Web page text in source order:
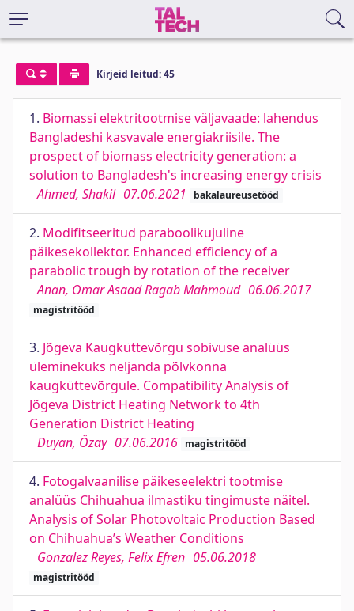
Kirjeid leitud: 45
1. Biomassi elektritootmise väljavaade: lahendus
Bangladeshi kasvavale energiakriisile. The
prospect of biomass electricity generation: a
solution to Bangladesh's increasing energy crisis
Ahmed, Shakil 07.06.2021 bakalaureusetööd
2. Modifitseeritud paraboolikujuline
päikesekollektor. Enhanced efficiency of a
parabolic trough by rotation of the receiver
Anan, Omar Asaad Ragab Mahmoud 06.06.2017
magistritööd
3. Jõgeva Kaugküttevõrgu sobivuse analüüs
üleminekuks neljanda põlvkonna
kaugküttevõrgule. Compatibility Analysis of
Jõgeva District Heating Network to 4th
Generation District Heating
Duyan, Özay 07.06.2016 magistritööd
4. Fotogalvaanilise päikeseelektri tootmise
analüüs Chihuahua ilmastiku tingimuste näitel.
Analysis of Solar Photovoltaic Production Based
on Chihuahua’s Weather Conditions
Gonzalez Reyes, Felix Efren 05.06.2018
magistritööd